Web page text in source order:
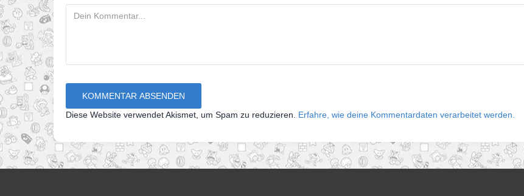
Diese Website verwendet Akismet, um Spam zu reduzieren. Erfahre, wie deine Kommentardaten verarbeitet werden.